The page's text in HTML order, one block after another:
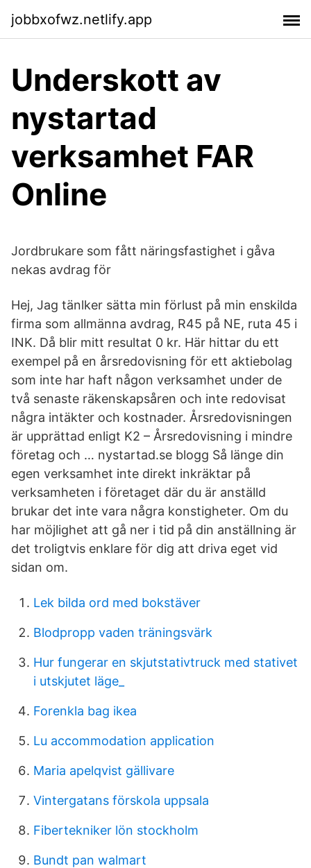
jobbxofwz.netlify.app
Underskott av
nystartad
verksamhet FAR
Online
Jordbrukare som fått näringsfastighet i gåva
nekas avdrag för
Hej, Jag tänlker sätta min förlust på min enskilda
firma som allmänna avdrag, R45 på NE, ruta 45 i
INK. Då blir mitt resultat 0 kr. Här hittar du ett
exempel på en årsredovisning för ett aktiebolag
som inte har haft någon verksamhet under de
två senaste räkenskapsåren och inte redovisat
några intäkter och kostnader. Årsredovisningen
är upprättad enligt K2 – Årsredovisning i mindre
företag och … nystartad.se blogg Så länge din
egen verksamhet inte direkt inkräktar på
verksamheten i företaget där du är anställd
brukar det inte vara några konstigheter. Om du
har möjlighet att gå ner i tid på din anställning är
det troligtvis enklare för dig att driva eget vid
sidan om.
Lek bilda ord med bokstäver
Blodpropp vaden träningsvärk
Hur fungerar en skjutstativtruck med stativet
i utskjutet läge_
Forenkla bag ikea
Lu accommodation application
Maria apelqvist gällivare
Vintergatans förskola uppsala
Fibertekniker lön stockholm
Bundt pan walmart